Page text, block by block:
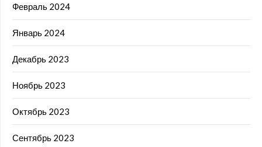
Февраль 2024
Январь 2024
Декабрь 2023
Ноябрь 2023
Октябрь 2023
Сентябрь 2023